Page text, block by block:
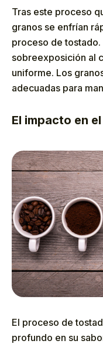
Tras este proceso
granos se enfrían
proceso de tostado.
sobreexposición al
uniforme. Los
adecuadas para
El impacto en
El proceso de
profundo en su